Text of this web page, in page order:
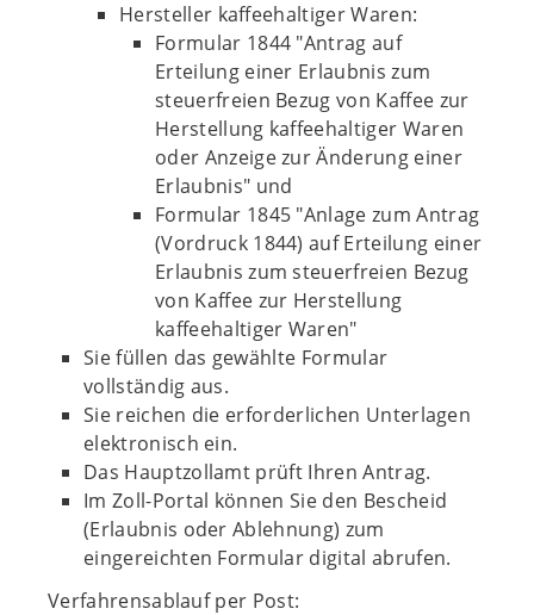
Hersteller kaffeehaltiger Waren:
Formular 1844 "Antrag auf
Erteilung einer Erlaubnis zum
steuerfreien Bezug von Kaffee zur
Herstellung kaffeehaltiger Waren
oder Anzeige zur Änderung einer
Erlaubnis" und
Formular 1845 "Anlage zum Antrag
(Vordruck 1844) auf Erteilung einer
Erlaubnis zum steuerfreien Bezug
von Kaffee zur Herstellung
kaffeehaltiger Waren"
Sie füllen das gewählte Formular
vollständig aus.
Sie reichen die erforderlichen Unterlagen
elektronisch ein.
Das Hauptzollamt prüft Ihren Antrag.
Im Zoll-Portal können Sie den Bescheid
(Erlaubnis oder Ablehnung) zum
eingereichten Formular digital abrufen.
Verfahrensablauf per Post: